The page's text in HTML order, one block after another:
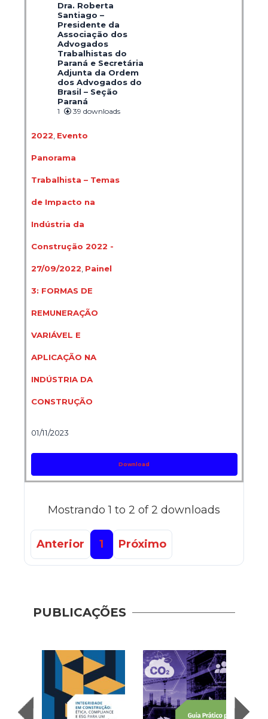
Dra. Roberta
Santiago –
Presidente da
Associação dos
Advogados
Trabalhistas do
Paraná e Secretária
Adjunta da Ordem
dos Advogados do
Brasil – Seção
Paraná
1 39 downloads
2022 Evento
Panorama
Trabalhista – Temas
de Impacto na
Indústria da
Construção 2022 -
27/09/2022 Painel
3: FORMAS DE
REMUNERAÇÃO
VARIÁVEL E
APLICAÇÃO NA
INDÚSTRIA DA
CONSTRUÇÃO
01/11/2023
Download
Mostrando 1 to 2 of 2 downloads
Anterior 1 Próximo
PUBLICAÇÕES